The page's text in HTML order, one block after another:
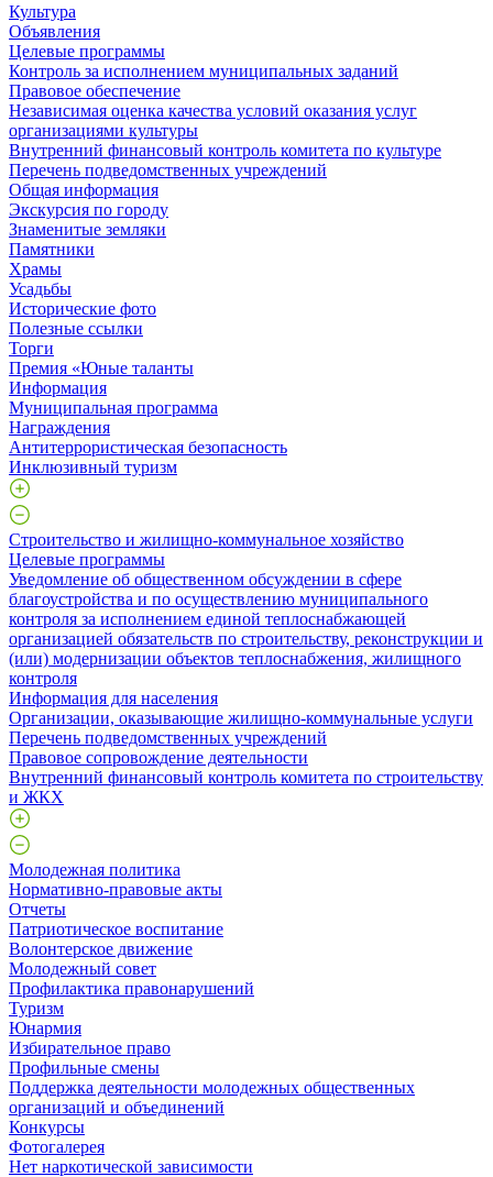
Культура
Объявления
Целевые программы
Контроль за исполнением муниципальных заданий
Правовое обеспечение
Независимая оценка качества условий оказания услуг
организациями культуры
Внутренний финансовый контроль комитета по культуре
Перечень подведомственных учреждений
Общая информация
Экскурсия по городу
Знаменитые земляки
Памятники
Храмы
Усадьбы
Исторические фото
Полезные ссылки
Торги
Премия «Юные таланты
Информация
Муниципальная программа
Награждения
Антитеррористическая безопасность
Инклюзивный туризм
Строительство и жилищно-коммунальное хозяйство
Целевые программы
Уведомление об общественном обсуждении в сфере
благоустройства и по осуществлению муниципального
контроля за исполнением единой теплоснабжающей
организацией обязательств по строительству, реконструкции и
(или) модернизации объектов теплоснабжения, жилищного
контроля
Информация для населения
Организации, оказывающие жилищно-коммунальные услуги
Перечень подведомственных учреждений
Правовое сопровождение деятельности
Внутренний финансовый контроль комитета по строительству
и ЖКХ
Молодежная политика
Нормативно-правовые акты
Отчеты
Патриотическое воспитание
Волонтерское движение
Молодежный совет
Профилактика правонарушений
Туризм
Юнармия
Избирательное право
Профильные смены
Поддержка деятельности молодежных общественных
организаций и объединений
Конкурсы
Фотогалерея
Нет наркотической зависимости